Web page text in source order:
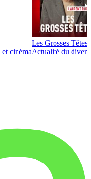
cinéma
Les Grosses Têtes
Actualité du